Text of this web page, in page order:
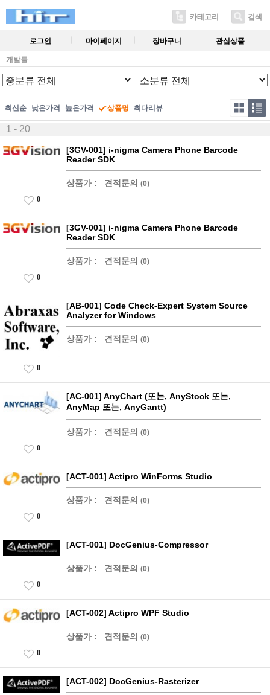
카테고리 검색
로그인 마이페이지 장바구니 관심상품
개발툴
최신순 낮은가격 높은가격 상품명 최다리뷰
1 - 20
[3GV-001] i-nigma Camera Phone Barcode
Reader SDK
상품가 : 견적문의 (0)
0
[3GV-001] i-nigma Camera Phone Barcode
Reader SDK
상품가 : 견적문의 (0)
0
[AB-001] Code Check-Expert System Source
Analyzer for Windows
상품가 : 견적문의 (0)
0
[AC-001] AnyChart (또는, AnyStock 또는,
AnyMap 또는, AnyGantt)
상품가 : 견적문의 (0)
0
[ACT-001] Actipro WinForms Studio
상품가 : 견적문의 (0)
0
[ACT-001] DocGenius-Compressor
상품가 : 견적문의 (0)
0
[ACT-002] Actipro WPF Studio
상품가 : 견적문의 (0)
0
[ACT-002] DocGenius-Rasterizer